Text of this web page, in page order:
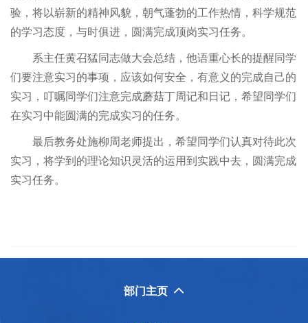
验，将以崭新的精神风貌，朝气蓬勃的工作热情，科学规范
的学习态度，与时俱进，圆满完成顶岗实习任务。
系主任黄召猛同志做大会总结，他语重心长的提醒同学
们要注意实习的事项，应该如何安全，有意义的完成自己的
实习，叮嘱同学们注意完成蘑菇丁周记和日记，希望同学们
在实习中能圆满的完成实习的任务。
最后教务处施柳周老师提出，希望同学们认真对待此次
实习，将学到的理论知识灵活的运用到实践中去，圆满完成
实习任务。
部门主页 